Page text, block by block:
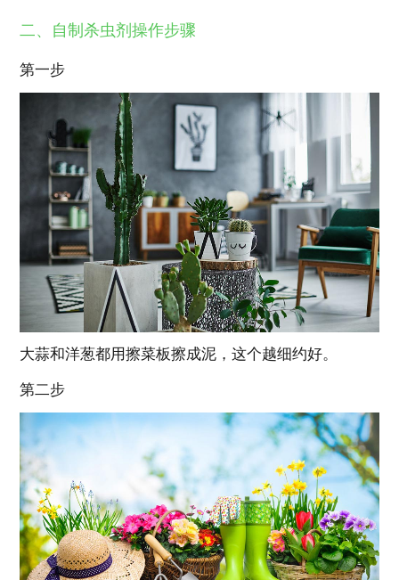
二、自制杀虫剂操作步骤
第一步
大蒜和洋葱都用擦菜板擦成泥，这个越细约好。
第二步